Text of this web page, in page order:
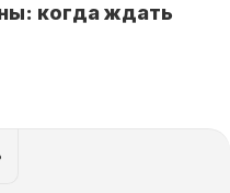
когда ждать